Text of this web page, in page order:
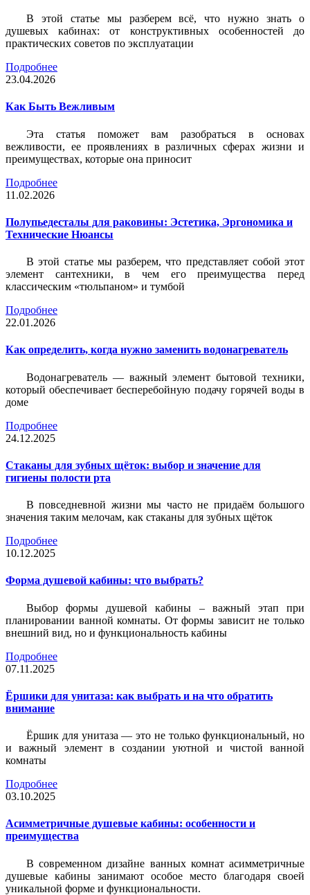
В этой статье мы разберем всё, что нужно знать о
душевых кабинах: от конструктивных особенностей до
практических советов по эксплуатации
Подробнее
23.04.2026
Как Быть Вежливым
Эта статья поможет вам разобраться в основах
вежливости, ее проявлениях в различных сферах жизни и
преимуществах, которые она приносит
Подробнее
11.02.2026
Полупьедесталы для раковины: Эстетика, Эргономика и
Технические Нюансы
В этой статье мы разберем, что представляет собой этот
элемент сантехники, в чем его преимущества перед
классическим «тюльпаном» и тумбой
Подробнее
22.01.2026
Как определить, когда нужно заменить водонагреватель
Водонагреватель — важный элемент бытовой техники,
который обеспечивает бесперебойную подачу горячей воды в
доме
Подробнее
24.12.2025
Стаканы для зубных щёток: выбор и значение для
гигиены полости рта
В повседневной жизни мы часто не придаём большого
значения таким мелочам, как стаканы для зубных щёток
Подробнее
10.12.2025
Форма душевой кабины: что выбрать?
Выбор формы душевой кабины – важный этап при
планировании ванной комнаты. От формы зависит не только
внешний вид, но и функциональность кабины
Подробнее
07.11.2025
Ёршики для унитаза: как выбрать и на что обратить
внимание
Ёршик для унитаза — это не только функциональный, но
и важный элемент в создании уютной и чистой ванной
комнаты
Подробнее
03.10.2025
Асимметричные душевые кабины: особенности и
преимущества
В современном дизайне ванных комнат асимметричные
душевые кабины занимают особое место благодаря своей
уникальной форме и функциональности.